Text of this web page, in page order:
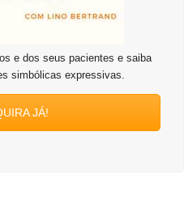
e dos seus pacientes e saiba
simbólicas expressivas.
JÁ!